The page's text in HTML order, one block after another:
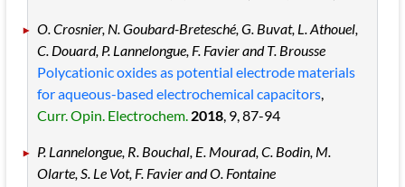
O. Crosnier, N. Goubard-Bretesché, G. Buvat, L. Athouel,
C. Douard, P. Lannelongue, F. Favier and T. Brousse
Polycationic oxides as potential electrode materials
for aqueous-based electrochemical capacitors,
Curr. Opin. Electrochem.2018, 9, 87-94
P. Lannelongue, R. Bouchal, E. Mourad, C. Bodin, M.
Olarte, S. Le Vot, F. Favier and O. Fontaine